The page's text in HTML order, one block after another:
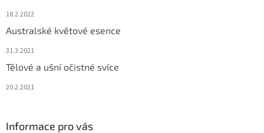
18.2.2022
Australské květové esence
31.3.2021
Tělové a ušní očistné svíce
20.2.2021
Informace pro vás